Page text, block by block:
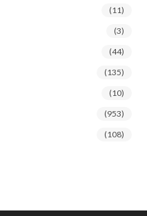
(11)
(3)
(44)
(135)
(10)
(953)
(108)